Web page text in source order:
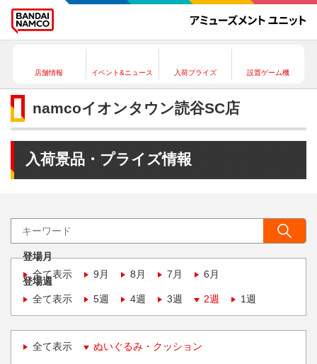
店舗情報 イベント&ニュース 入荷プライズ 設置ゲーム機
namcoイオンタウン読谷SC店
入荷景品・プライズ情報
登場月
全て表示
9月 8月 7月 6月
登場週
全て表示
5週 4週 3週 2週 1週
全て表示 ぬいぐるみ・クッション